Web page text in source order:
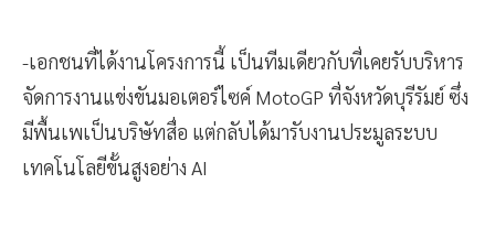
-เอกชนที่ได้งานโครงการนี้ เป็นทีมเดียวกับที่เคยรับบริหาร
จัดการงานแข่งขันมอเตอร์ไซค์ MotoGP ที่จังหวัดบุรีรัมย์ ซึ่ง
มีพื้นเพเป็นบริษัทสื่อ แต่กลับได้มารับงานประมูลระบบ
เทคโนโลยีขั้นสูงอย่าง AI